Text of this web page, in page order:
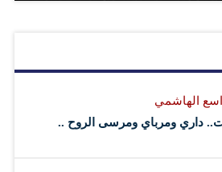
الهاشمي
داري ومرباي ومرسى الروح ..